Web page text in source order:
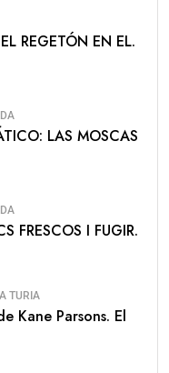
REGETÓN EN EL.
LAS MOSCAS
FRESCOS I FUGIR.
TURIA
Kane Parsons. El